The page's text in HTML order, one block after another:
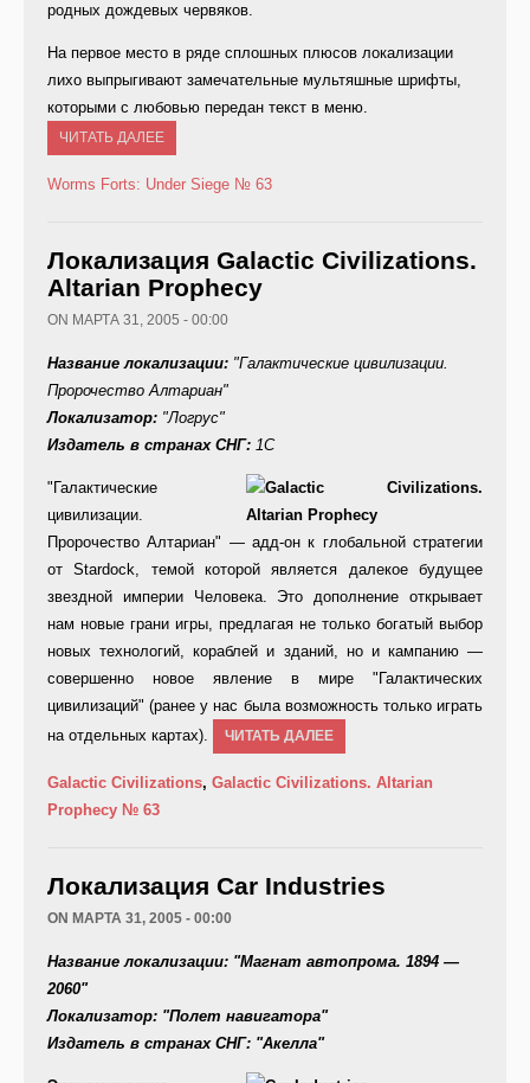
родных дождевых червяков.
На первое место в ряде сплошных плюсов локализации
лихо выпрыгивают замечательные мультяшные шрифты,
которыми с любовью передан текст в меню.
ЧИТАТЬ ДАЛЕЕ
Worms Forts: Under Siege № 63
Локализация Galactic Civilizations.
Altarian Prophecy
ON МАРТА 31, 2005 - 00:00
Название локализации: "Галактические цивилизации.
Пророчество Алтариан"
Локализатор: "Логрус"
Издатель в странах СНГ: 1С
"Галактические
цивилизации.
Пророчество Алтариан" — адд-он к глобальной стратегии
от Stardock, темой которой является далекое будущее
звездной империи Человека. Это дополнение открывает
нам новые грани игры, предлагая не только богатый выбор
новых технологий, кораблей и зданий, но и кампанию —
совершенно новое явление в мире "Галактических
цивилизаций" (ранее у нас была возможность только играть
на отдельных картах).
ЧИТАТЬ ДАЛЕЕ
Galactic Civilizations, Galactic Civilizations. Altarian
Prophecy № 63
Локализация Car Industries
ON МАРТА 31, 2005 - 00:00
Название локализации: "Магнат автопрома. 1894 —
2060"
Локализатор: "Полет навигатора"
Издатель в странах СНГ: "Акелла"